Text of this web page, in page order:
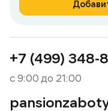
+7 (499) 348-
с 9:00 до 21:00